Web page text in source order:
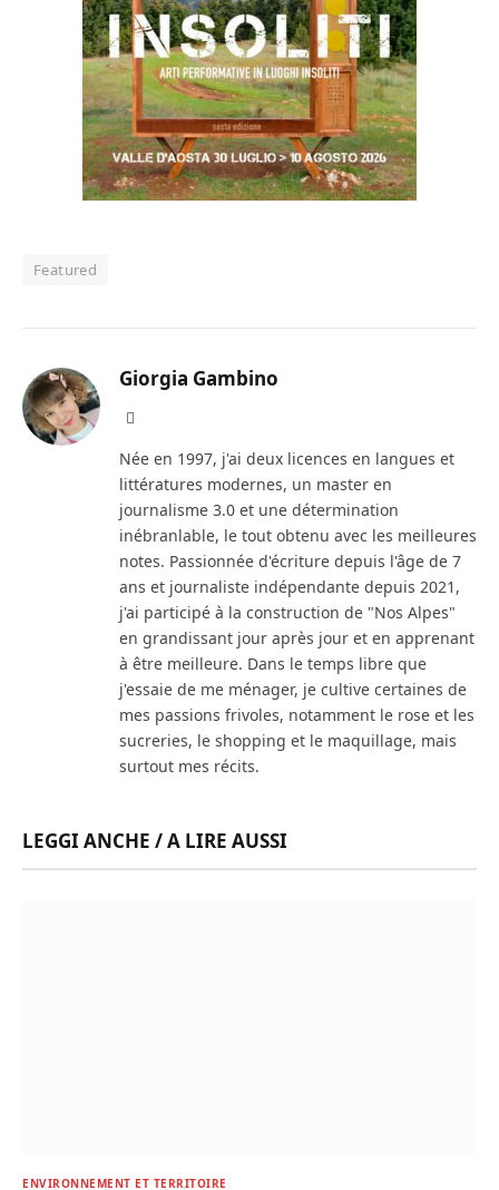
Featured
Giorgia Gambino
Née en 1997, j'ai deux licences en langues et
littératures modernes, un master en
journalisme 3.0 et une détermination
inébranlable, le tout obtenu avec les meilleures
notes. Passionnée d'écriture depuis l'âge de 7
ans et journaliste indépendante depuis 2021,
j'ai participé à la construction de "Nos Alpes"
en grandissant jour après jour et en apprenant
à être meilleure. Dans le temps libre que
j'essaie de me ménager, je cultive certaines de
mes passions frivoles, notamment le rose et les
sucreries, le shopping et le maquillage, mais
surtout mes récits.
LEGGI ANCHE / A LIRE AUSSI
ENVIRONNEMENT ET TERRITOIRE